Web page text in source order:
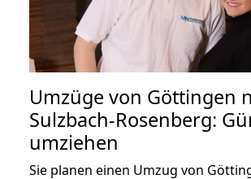
Umzüge von Göttingen
Sulzbach-Rosenberg:
umziehen
Sie planen einen Umzug von